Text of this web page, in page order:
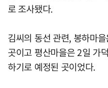
로 조사됐다.
김씨의 동선 관련, 봉하마
곳이고 평산마을은 2일 가
하기로 예정된 곳이었다.